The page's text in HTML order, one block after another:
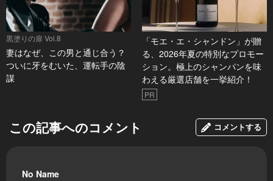
黒塗りの扉 Vol.8
妻はなぜ、この男と通じ合う？
ついに牙をむいた、運転手の陰
謀
「モエ・エ・シャンドン」が贈
る、2026年夏の特別なプロモー
ション。極上のシャンパンを味
わえる厳選店舗を一挙紹介！
PR
この記事へのコメント コメントする
No Name